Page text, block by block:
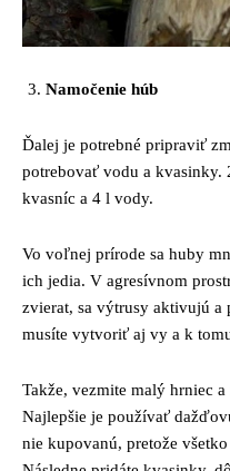
Namočenie húb
Ďalej je potrebné pripraviť
potrebovať vodu a
kvasníc a 4 l vody.
Vo voľnej prírode sa huby
ich jedia. V agresívnom
zvierat, sa výtrusy aktivujú a
musíte vytvoriť aj vy a k
Takže, vezmite malý hrniec
Najlepšie je používať
nie kupovanú, pretože